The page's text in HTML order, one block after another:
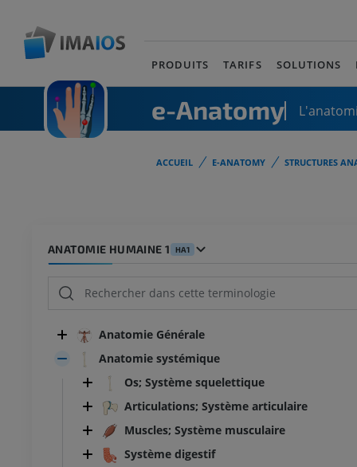
PRODUITS TARIFS SOLUTIONS
e-Anatomy
ACCUEIL E-ANATOMY STRUCTURES
ANATOMIE HUMAINE 1 HA1
Anatomie Générale
Anatomie systémique
Os; Système squelettique
Articulations; Système articulaire
Muscles; Système musculaire
Système digestif